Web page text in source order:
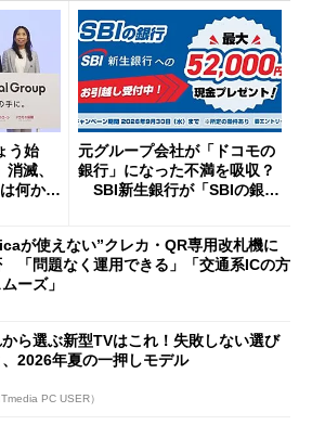
う始
滅、
何か解
元グループ会社が「ドコモの
銀行」になった不満を吸収？
SBI新生銀行が「SBIの銀
開催
が使えない”クレカ・QR専用改札機に
「問題なく運用できる」「交通系ICの方
ーズ」
から選ぶ新型TVはこれ！失敗しない選び
2026年夏の一押しモデル
PC USER）